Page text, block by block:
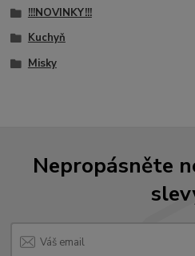
!!!NOVINKY!!!
Kuchyň
Misky
Nepropásněte